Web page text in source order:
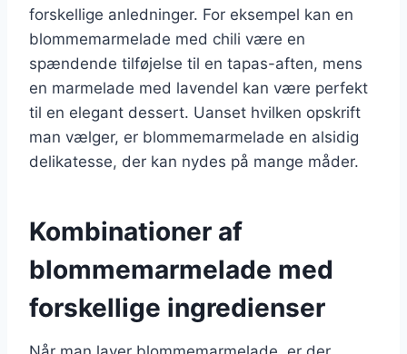
forskellige anledninger. For eksempel kan en
blommemarmelade med chili være en
spændende tilføjelse til en tapas-aften, mens
en marmelade med lavendel kan være perfekt
til en elegant dessert. Uanset hvilken opskrift
man vælger, er blommemarmelade en alsidig
delikatesse, der kan nydes på mange måder.
Kombinationer af
blommemarmelade med
forskellige ingredienser